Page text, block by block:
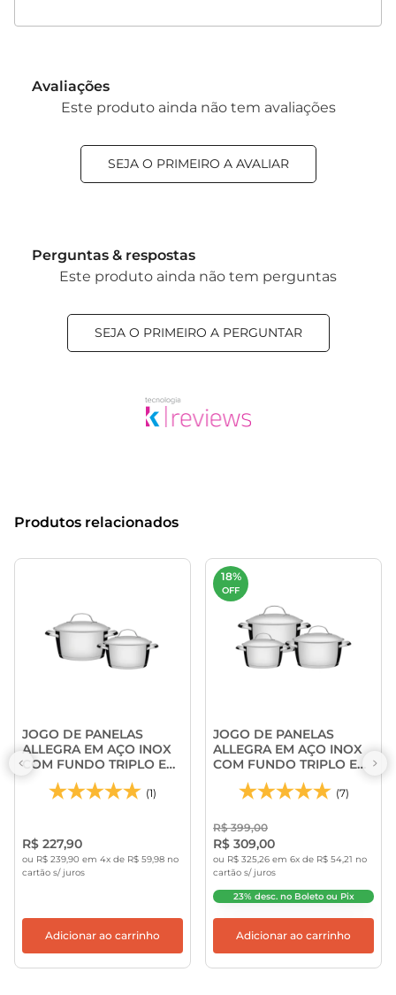
Avaliações
Este produto ainda não tem avaliações
SEJA O PRIMEIRO A AVALIAR
Perguntas & respostas
Este produto ainda não tem perguntas
SEJA O PRIMEIRO A PERGUNTAR
Produtos relacionados
JOGO DE PANELAS
ALLEGRA EM AÇO INOX
COM FUNDO TRIPLO E
TAMPAS DE INOX 2
PEÇAS - TRAMONTINA
(1)
R$ 227,90
ou R$ 239,90 em 4x de R$ 59,98 no
cartão s/ juros
Adicionar ao carrinho
18%
OFF
JOGO DE PANELAS
ALLEGRA EM AÇO INOX
COM FUNDO TRIPLO E
TAMPAS DE INOX 3
PEÇAS - TRAMONTINA
(7)
R$ 399,00
R$ 309,00
ou R$ 325,26 em 6x de R$ 54,21 no
cartão s/ juros
23% desc. no Boleto ou Pix
Adicionar ao carrinho